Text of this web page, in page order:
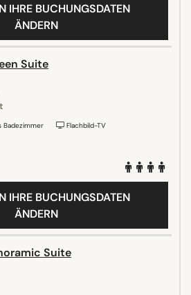
IHRE BUCHUNGSDATEN
ÄNDERN
Suite
Badezimmer
Flachbild-TV
IHRE BUCHUNGSDATEN
ÄNDERN
Suite